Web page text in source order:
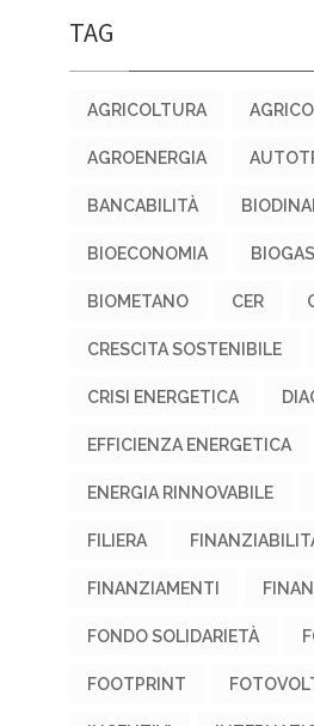
TAG
AGRICOLTURA
AGROENERGIA
BANCABILITÀ
BIOECONOMIA BIOGAS
BIOMETANO CER
CRESCITA SOSTENIBILE
CRISI ENERGETICA
EFFICIENZA ENERGETICA
ENERGIA RINNOVABILE
FILIERA
FINANZIAMENTI
FONDO SOLIDARIETÀ
FOOTPRINT